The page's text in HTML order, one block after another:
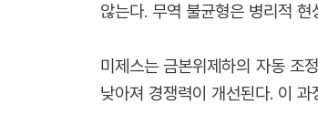
않는다. 무역 불균형은 병리적
미제스는 금본위제하의 자동 조
낮아져 경쟁력이 개선된다. 이